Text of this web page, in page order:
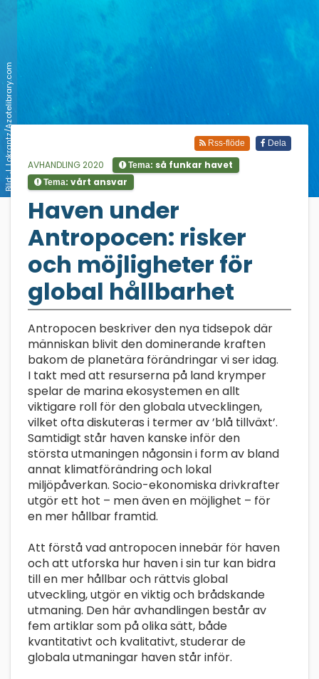
Bild: J. Lokrantz/Azotelibrary.com Dela
Rss-flöde
AVHANDLING 2020 Tema: så funkar havet
Tema: vårt ansvar
Haven under
Antropocen: risker
och möjligheter för
global hållbarhet
Antropocen beskriver den nya tidsepok där
människan blivit den dominerande kraften
bakom de planetära förändringar vi ser idag.
I takt med att resurserna på land krymper
spelar de marina ekosystemen en allt
viktigare roll för den globala utvecklingen,
vilket ofta diskuteras i termer av ’blå tillväxt’.
Samtidigt står haven kanske inför den
största utmaningen någonsin i form av bland
annat klimatförändring och lokal
miljöpåverkan. Socio-ekonomiska drivkrafter
utgör ett hot – men även en möjlighet – för
en mer hållbar framtid.
Att förstå vad antropocen innebär för haven
och att utforska hur haven i sin tur kan bidra
till en mer hållbar och rättvis global
utveckling, utgör en viktig och brådskande
utmaning. Den här avhandlingen består av
fem artiklar som på olika sätt, både
kvantitativt och kvalitativt, studerar de
globala utmaningar haven står inför.